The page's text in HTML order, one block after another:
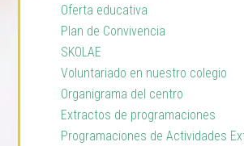
Oferta educativa
Plan de Convivencia
SKOLAE
Voluntariado en nuestro colegio
Organigrama del centro
Extractos de programaciones
Programaciones de Actividades